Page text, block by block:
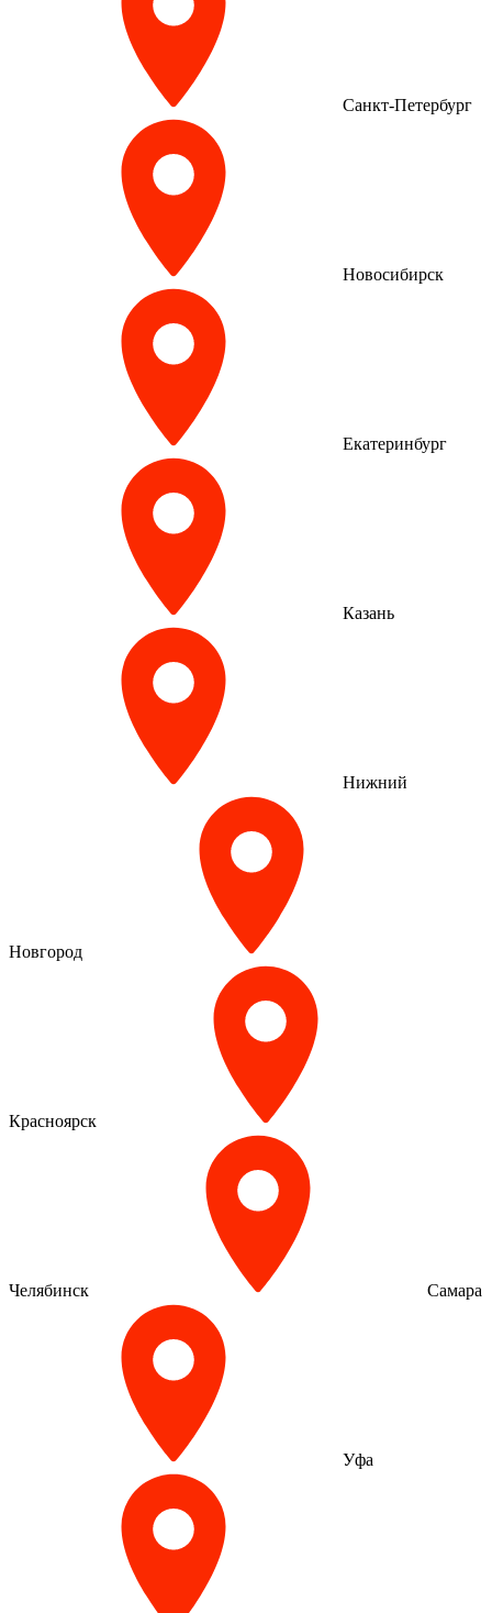
Санкт-Петербург
Новосибирск
Екатеринбург
Казань
Нижний
Новгород
Красноярск
Челябинск Самара
Уфа